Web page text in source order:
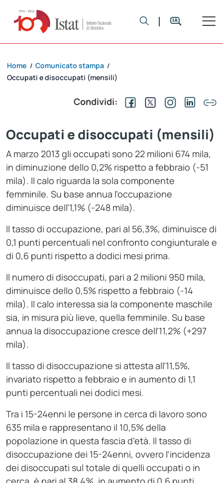
Home / Comunicato stampa /
Occupati e disoccupati (mensili)
Condividi:
Occupati e disoccupati (mensili)
A marzo 2013 gli occupati sono 22 milioni 674 mila,
in diminuzione dello 0,2% rispetto a febbraio (-51
mila). Il calo riguarda la sola componente
femminile. Su base annua l’occupazione
diminuisce dell’1,1% (-248 mila).
Il tasso di occupazione, pari al 56,3%, diminuisce di
0,1 punti percentuali nel confronto congiunturale e
di 0,6 punti rispetto a dodici mesi prima.
Il numero di disoccupati, pari a 2 milioni 950 mila,
diminuisce dello 0,5% rispetto a febbraio (-14
mila). Il calo interessa sia la componente maschile
sia, in misura più lieve, quella femminile. Su base
annua la disoccupazione cresce dell’11,2% (+297
mila).
Il tasso di disoccupazione si attesta all’11,5%,
invariato rispetto a febbraio e in aumento di 1,1
punti percentuali nei dodici mesi.
Tra i 15-24enni le persone in cerca di lavoro sono
635 mila e rappresentano il 10,5% della
popolazione in questa fascia d’età. Il tasso di
disoccupazione dei 15-24enni, ovvero l’incidenza
dei disoccupati sul totale di quelli occupati o in